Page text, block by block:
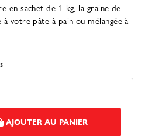
en sachet de 1 kg, la graine de
votre pâte à pain ou mélangée à
AJOUTER AU PANIER